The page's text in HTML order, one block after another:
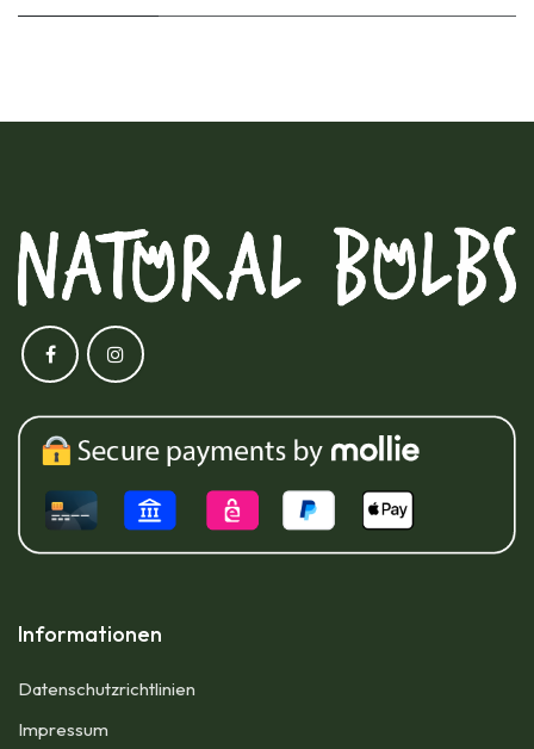
Informationen
Datenschutzrichtlinien
Impressum​